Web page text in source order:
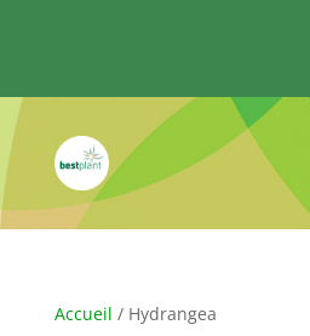
Accueil / Hydrangea